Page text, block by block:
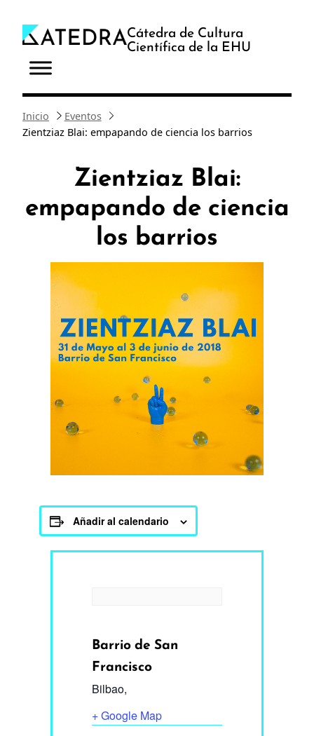
contenido
Cátedra de Cultura
Científica de la EHU
Inicio
Eventos
Zientziaz Blai: empapando de ciencia los barrios
Zientziaz Blai:
empapando de ciencia
los barrios
Añadir al calendario
Barrio de San
Francisco
Bilbao,
+ Google Map